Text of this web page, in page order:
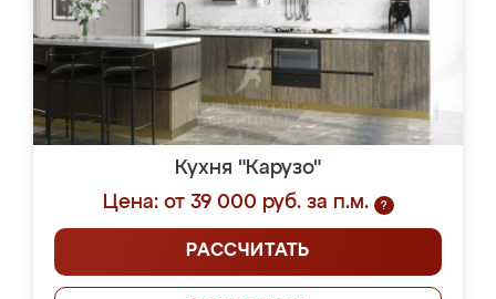
Кухня "Карузо"
Цена: от 39 000 руб. за п.м.
?
РАССЧИТАТЬ